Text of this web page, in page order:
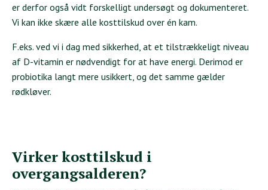
er derfor også vidt forskelligt undersøgt og dokumenteret.
Vi kan ikke skære alle kosttilskud over én kam.
F.eks. ved vi i dag med sikkerhed, at et tilstrækkeligt niveau
af D-vitamin er nødvendigt for at have energi. Derimod er
probiotika langt mere usikkert, og det samme gælder
rødkløver.
Virker kosttilskud i
overgangsalderen?